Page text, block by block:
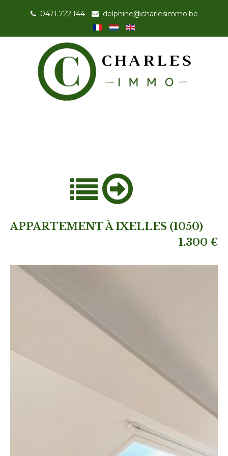
0471.722.144- delphine@charlesimmo.be
APPARTEMENT À IXELLES (1050)
1.300 €